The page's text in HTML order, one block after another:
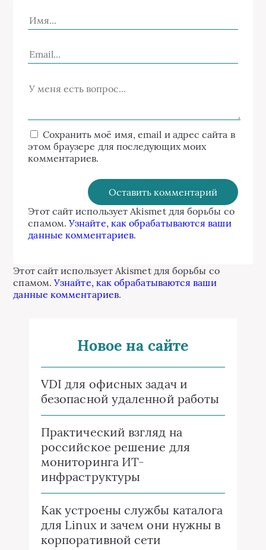
Сохранить моё имя, email и адрес сайта в
этом браузере для последующих моих
комментариев.
Этот сайт использует Akismet для борьбы со
спамом.Узнайте, как обрабатываются ваши
данные комментариев.
Этот сайт использует Akismet для борьбы со
спамом.Узнайте, как обрабатываются ваши
данные комментариев.
Новое на сайте
VDI для офисных задач и
безопасной удаленной работы
Практический взгляд на
российское решение для
мониторинга ИТ-
инфраструктуры
Как устроены службы каталога
для Linux и зачем они нужны в
корпоративной сети